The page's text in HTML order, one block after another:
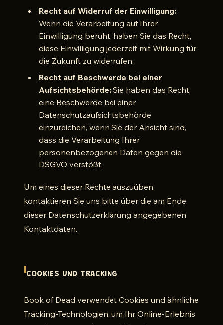
Recht auf Widerruf der Einwilligung:
Wenn die Verarbeitung auf Ihrer
Einwilligung beruht, haben Sie das Recht,
diese Einwilligung jederzeit mit Wirkung für
die Zukunft zu widerrufen.
Recht auf Beschwerde bei einer
Aufsichtsbehörde: Sie haben das Recht,
eine Beschwerde bei einer
Datenschutzaufsichtsbehörde
einzureichen, wenn Sie der Ansicht sind,
dass die Verarbeitung Ihrer
personenbezogenen Daten gegen die
DSGVO verstößt.
Um eines dieser Rechte auszuüben,
kontaktieren Sie uns bitte über die am Ende
dieser Datenschutzerklärung angegebenen
Kontaktdaten.
COOKIES UND TRACKING
Book of Dead verwendet Cookies und ähnliche
Tracking-Technologien, um Ihr Online-Erlebnis